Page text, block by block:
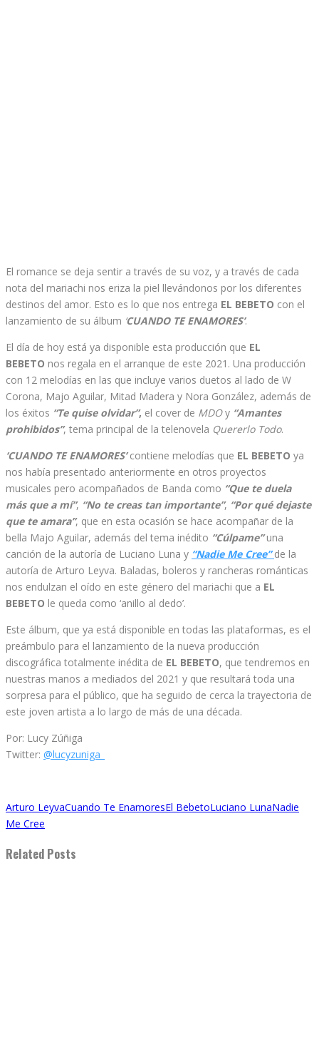
El romance se deja sentir a través de su voz, y a través de cada
nota del mariachi nos eriza la piel llevándonos por los diferentes
destinos del amor. Esto es lo que nos entrega EL BEBETO con el
lanzamiento de su álbum CUANDO TE ENAMORES’.
El día de hoy está ya disponible esta producción que EL
BEBETO nos regala en el arranque de este 2021. Una producción
con 12 melodías en las que incluye varios duetos al lado de W
Corona, Majo Aguilar, Mitad Madera y Nora González, además de
los éxitos “Te quise olvidar”, el cover de MDOy “Amantes
prohibidos”, tema principal de la telenovela Quererlo Todo.
‘CUANDO TE ENAMORES’contiene melodías que EL BEBETO ya
nos había presentado anteriormente en otros proyectos
musicales pero acompañados de Banda como “Que te duela
más que a mí”, “No te creas tan importante”, “Por qué dejaste
que te amara”, que en esta ocasión se hace acompañar de la
bella Majo Aguilar, además del tema inédito “Cúlpame”una
canción de la autoría de Luciano Luna y “Nadie Me Cree” de la
autoría de Arturo Leyva. Baladas, boleros y rancheras románticas
nos endulzan el oído en este género del mariachi que a EL
BEBETO le queda como ‘anillo al dedo’.
Este álbum, que ya está disponible en todas las plataformas, es el
preámbulo para el lanzamiento de la nueva producción
discográfica totalmente inédita de EL BEBETO, que tendremos en
nuestras manos a mediados del 2021 y que resultará toda una
sorpresa para el público, que ha seguido de cerca la trayectoria de
este joven artista a lo largo de más de una década.
Por: Lucy Zúñiga
Twitter: @lucyzuniga_
Arturo LeyvaCuando Te EnamoresEl BebetoLuciano LunaNadie
Me Cree
Related Posts